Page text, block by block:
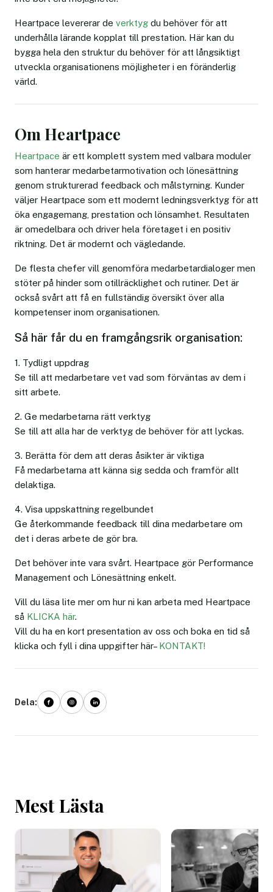
Heartpace levererar de verktyg du behöver för att
underhålla lärande kopplat till prestation. Här kan du
bygga hela den struktur du behöver för att långsiktigt
utveckla organisationens möjligheter i en föränderlig
värld.
Om Heartpace
Heartpace är ett komplett system med valbara moduler
som hanterar medarbetarmotivation och lönesättning
genom strukturerad feedback och målstyrning. Kunder
väljer Heartpace som ett modernt ledningsverktyg för att
öka engagemang, prestation och lönsamhet. Resultaten
är omedelbara och driver hela företaget i en positiv
riktning. Det är modernt och vägledande.
De flesta chefer vill genomföra medarbetardialoger men
stöter på hinder som otillräcklighet och rutiner. Det är
också svårt att få en fullständig översikt över alla
kompetenser inom organisationen.
Så här får du en framgångsrik organisation:
1. Tydligt uppdrag
Se till att medarbetare vet vad som förväntas av dem i
sitt arbete.
2. Ge medarbetarna rätt verktyg
Se till att alla har de verktyg de behöver för att lyckas.
3. Berätta för dem att deras åsikter är viktiga
Få medarbetarna att känna sig sedda och framför allt
delaktiga.
4. Visa uppskattning regelbundet
Ge återkommande feedback till dina medarbetare om
det i deras arbete de gör bra.
Det behöver inte vara svårt. Heartpace gör Performance
Management och Lönesättning enkelt.
Vill du läsa lite mer om hur ni kan arbeta med Heartpace
så KLICKA här.
Vill du ha en kort presentation av oss och boka en tid så
klicka och fyll i dina uppgifter här– KONTAKT!
Dela:
Mest Lästa